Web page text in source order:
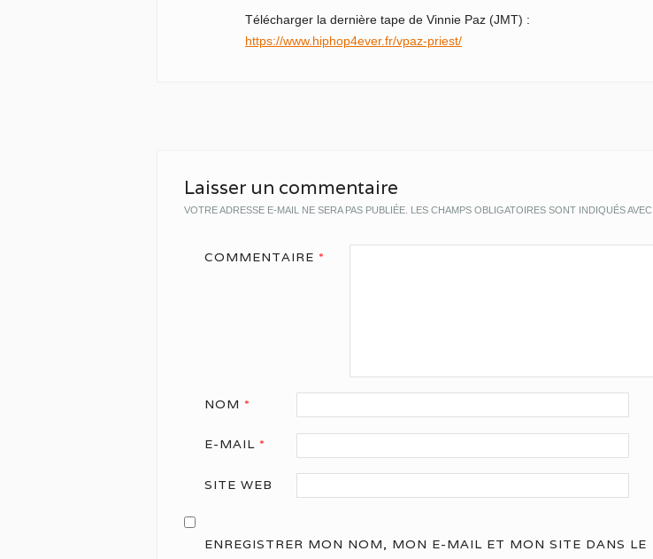
Télécharger la dernière tape de Vinnie Paz (JMT) :
https://www.hiphop4ever.fr/vpaz-priest/
Laisser un commentaire
VOTRE ADRESSE E-MAIL NE SERA PAS PUBLIÉE. LES CHAMPS OBLIGATOIRES SONT INDIQUÉS AVEC
COMMENTAIRE *
NOM *
E-MAIL *
SITE WEB
ENREGISTRER MON NOM, MON E-MAIL ET MON SITE DANS LE